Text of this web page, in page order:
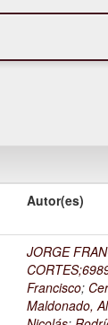
Autor(es)
JORGE
Francisco;
Maldonado,